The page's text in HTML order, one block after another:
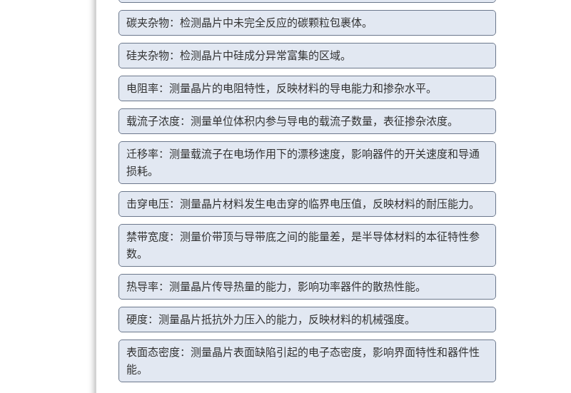
碳夹杂物：检测晶片中未完全反应的碳颗粒包裹体。
硅夹杂物：检测晶片中硅成分异常富集的区域。
电阻率：测量晶片的电阻特性，反映材料的导电能力和掺杂水平。
载流子浓度：测量单位体积内参与导电的载流子数量，表征掺杂浓度。
迁移率：测量载流子在电场作用下的漂移速度，影响器件的开关速度和导通
损耗。
击穿电压：测量晶片材料发生电击穿的临界电压值，反映材料的耐压能力。
禁带宽度：测量价带顶与导带底之间的能量差，是半导体材料的本征特性参
数。
热导率：测量晶片传导热量的能力，影响功率器件的散热性能。
硬度：测量晶片抵抗外力压入的能力，反映材料的机械强度。
表面态密度：测量晶片表面缺陷引起的电子态密度，影响界面特性和器件性
能。